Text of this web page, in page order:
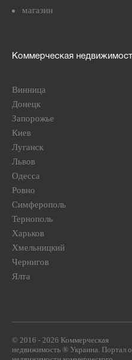
магазин
Коммерческая
Винница
Донецк
Запорожье
Киев
Луганск
Львов
Одесса
Ровно
Симферополь
Тернополь
Харьков
Хмельницкий
Чернигов
Ялта
© 2016 - 2026 Коммерческая
недвижимость ® Украина. Портал о